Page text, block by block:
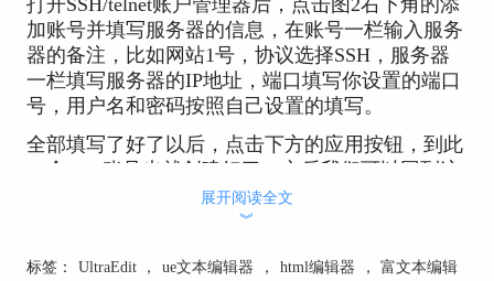
加账号并填写服务器的信息，在账号一栏输入服务
器的备注，比如网站1号，协议选择SSH，服务器
一栏填写服务器的IP地址，端口填写你设置的端口
号，用户名和密码按照自己设置的填写。
全部填写了好了以后，点击下方的应用按钮，到此
一个SSH账号也就创建好了，之后我们可以回到这
个页面更改服务器信息，也能够在左方继续添加新
展开阅读全文
︾
标签： UltraEdit ， ue文本编辑器 ， html编辑器 ，
富文本编辑